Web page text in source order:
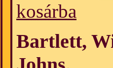
kosárba
Bartlett,